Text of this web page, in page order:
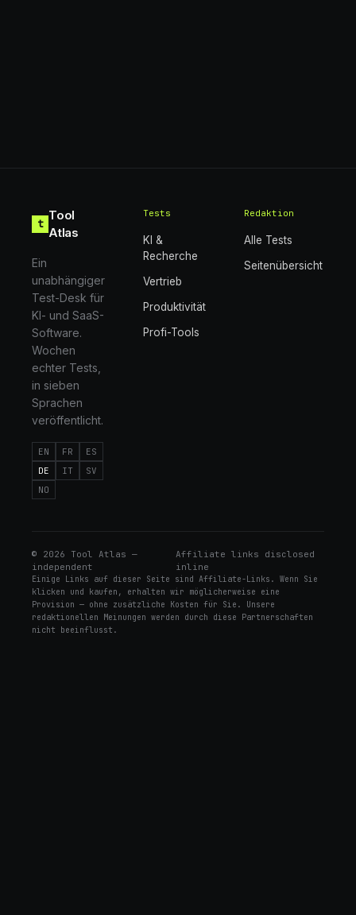
t
Tool
Atlas
Ein
unabhängiger
Test-Desk für
KI- und SaaS-
Software.
Wochen
echter Tests,
in sieben
Sprachen
veröffentlicht.
EN FR
ES
DE
IT
SV
NO
Tests
KI &
Recherche
Vertrieb
Produktivität
Profi-Tools
Redaktion
Alle Tests
Seitenübersicht
© 2026 Tool Atlas —
independent
Affiliate links disclosed
inline
Einige Links auf dieser Seite sind Affiliate-Links. Wenn Sie
klicken und kaufen, erhalten wir möglicherweise eine
Provision — ohne zusätzliche Kosten für Sie. Unsere
redaktionellen Meinungen werden durch diese Partnerschaften
nicht beeinflusst.